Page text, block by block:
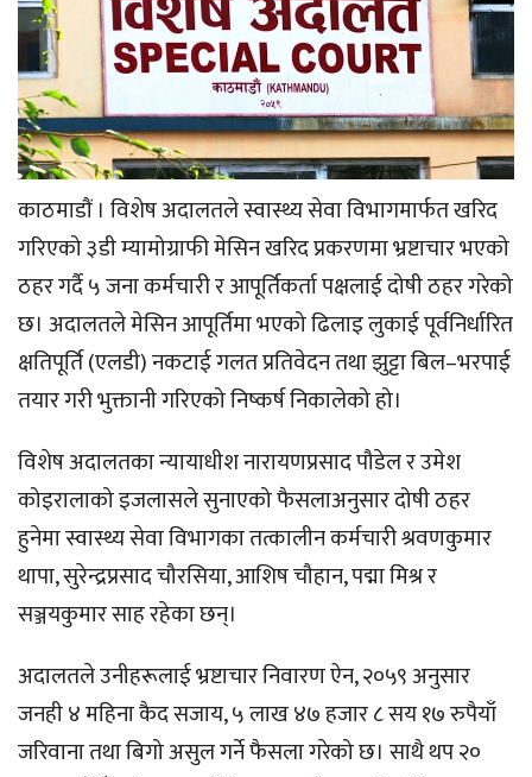
काठमाडौं । विशेष अदालतले स्वास्थ्य सेवा विभागमार्फत खरिद
गरिएको ३डी म्यामोग्राफी मेसिन खरिद प्रकरणमा भ्रष्टाचार भएको
ठहर गर्दै ५ जना कर्मचारी र आपूर्तिकर्ता पक्षलाई दोषी ठहर गरेको
छ। अदालतले मेसिन आपूर्तिमा भएको ढिलाइ लुकाई पूर्वनिर्धारित
क्षतिपूर्ति (एलडी) नकटाई गलत प्रतिवेदन तथा झुट्टा बिल–भरपाई
तयार गरी भुक्तानी गरिएको निष्कर्ष निकालेको हो।
विशेष अदालतका न्यायाधीश नारायणप्रसाद पौडेल र उमेश
कोइरालाको इजलासले सुनाएको फैसलाअनुसार दोषी ठहर
हुनेमा स्वास्थ्य सेवा विभागका तत्कालीन कर्मचारी श्रवणकुमार
थापा, सुरेन्द्रप्रसाद चौरसिया, आशिष चौहान, पद्मा मिश्र र
सञ्जयकुमार साह रहेका छन्।
अदालतले उनीहरूलाई भ्रष्टाचार निवारण ऐन, २०५९ अनुसार
जनही ४ महिना कैद सजाय, ५ लाख ४७ हजार ८ सय १७ रुपैयाँ
जरिवाना तथा बिगो असुल गर्ने फैसला गरेको छ। साथै थप २०